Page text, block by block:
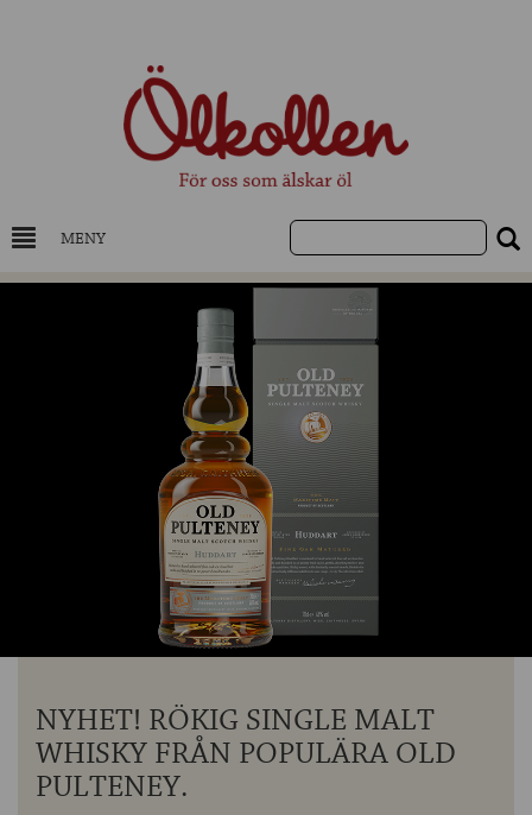
MENY
DRYCKESKUNSKAP
NYHETER
UTVALDA ÖL
UTVALDA CIDER
UTVALDA DESTILLAT
OM ÖLKOLLEN
KONTAKTA OSS
NYHET! RÖKIG SINGLE MALT
WHISKY FRÅN POPULÄRA OLD
PULTENEY.